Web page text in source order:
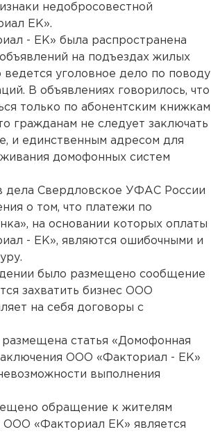
недобросовестной
ЕК».
- ЕК» была распространена
на подъездах жилых
уголовное дело по поводу
В объявлениях говорилось, что
только по абонентским книжкам
гражданам не следует заключать
и единственным адресом для
домофонных систем
дела Свердловское УФАС России
о том, что платежи по
на основании которых оплаты
- ЕК», являются ошибочными и
было размещено сообщение
захватить бизнес ООО
на себя договоры с
статья «Домофонная
ООО «Факториал - ЕК»
выполнения
обращение к жителям
ООО «Факториал ЕК» является